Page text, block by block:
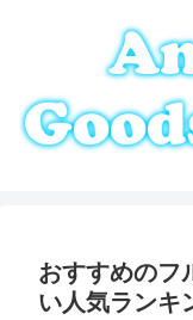
おすすめのフ
い人気ランキ